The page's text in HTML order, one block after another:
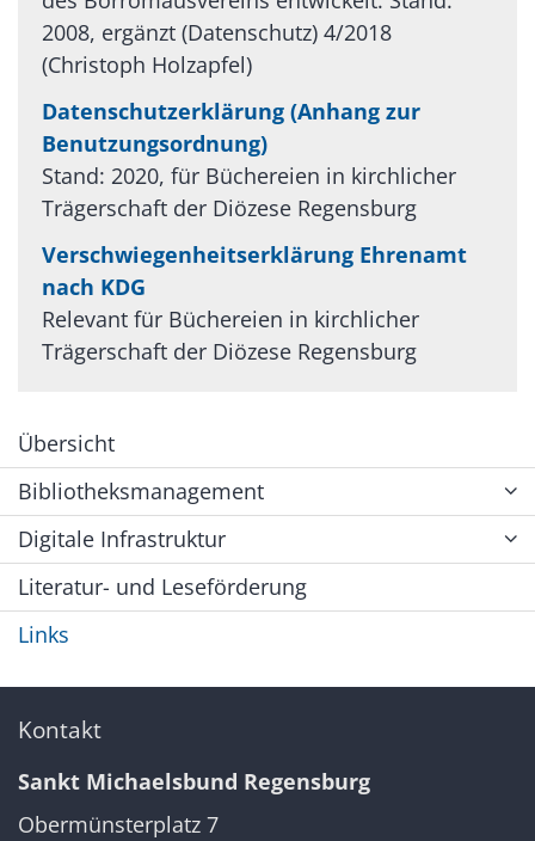
2008, ergänzt (Datenschutz) 4/2018
(Christoph Holzapfel)
Datenschutzerklärung (Anhang zur
Benutzungsordnung)
Stand: 2020, für Büchereien in kirchlicher
Trägerschaft der Diözese Regensburg
Verschwiegenheitserklärung Ehrenamt
nach KDG
Relevant für Büchereien in kirchlicher
Trägerschaft der Diözese Regensburg
Übersicht
Bibliotheksmanagement
Digitale Infrastruktur
Literatur- und Leseförderung
Links
Kontakt
Sankt Michaelsbund Regensburg
Obermünsterplatz 7